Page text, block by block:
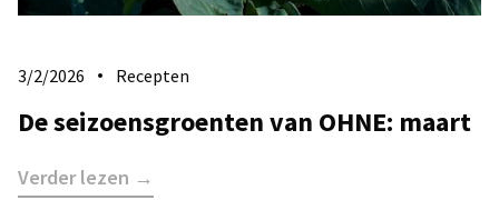
3/2/2026 Recepten
De seizoensgroenten van OHNE: maart
Verder lezen →